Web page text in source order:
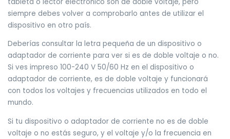
siempre debes volver a comprobarlo antes de utilizar el
dispositivo en otro país.
Deberías consultar la letra pequeña de un dispositivo o
adaptador de corriente para ver si es de doble voltaje o no.
Si ves impreso 100-240 V 50/60 Hz en el dispositivo o
adaptador de corriente, es de doble voltaje y funcionará
con todos los voltajes y frecuencias utilizados en todo el
mundo.
Si tu dispositivo o adaptador de corriente no es de doble
voltaje o no estás seguro, y el voltaje y/o la frecuencia en